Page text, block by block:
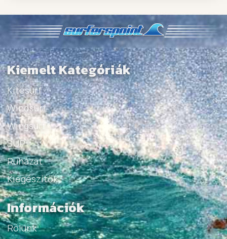
Kiemelt Kategóriák
Kitesurf
Windsurf
Wingsurf
SUP
Ruházat
Kiegészítők
Információk
Rólunk